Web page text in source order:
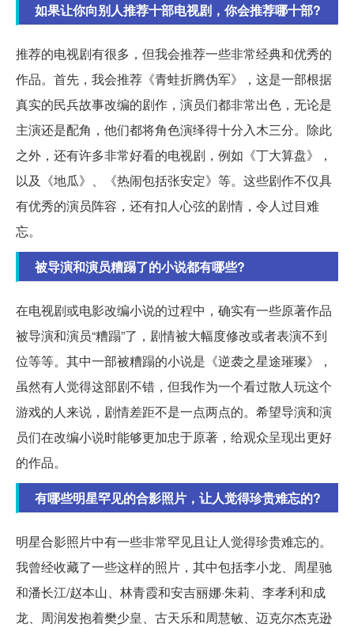
如果让你向别人推荐十部电视剧，你会推荐哪十部?
推荐的电视剧有很多，但我会推荐一些非常经典和优秀的
作品。首先，我会推荐《青蛙折腾伪军》，这是一部根据
真实的民兵故事改编的剧作，演员们都非常出色，无论是
主演还是配角，他们都将角色演绎得十分入木三分。除此
之外，还有许多非常好看的电视剧，例如《丁大算盘》，
以及《地瓜》、《热闹包括张安定》等。这些剧作不仅具
有优秀的演员阵容，还有扣人心弦的剧情，令人过目难
忘。
被导演和演员糟蹋了的小说都有哪些?
在电视剧或电影改编小说的过程中，确实有一些原著作品
被导演和演员“糟蹋”了，剧情被大幅度修改或者表演不到
位等等。其中一部被糟蹋的小说是《逆袭之星途璀璨》，
虽然有人觉得这部剧不错，但我作为一个看过散人玩这个
游戏的人来说，剧情差距不是一点两点的。希望导演和演
员们在改编小说时能够更加忠于原著，给观众呈现出更好
的作品。
有哪些明星罕见的合影照片，让人觉得珍贵难忘的?
明星合影照片中有一些非常罕见且让人觉得珍贵难忘的。
我曾经收藏了一些这样的照片，其中包括李小龙、周星驰
和潘长江/赵本山、林青霞和安吉丽娜·朱莉、李孝利和成
龙、周润发抱着樊少皇、古天乐和周慧敏、迈克尔杰克逊